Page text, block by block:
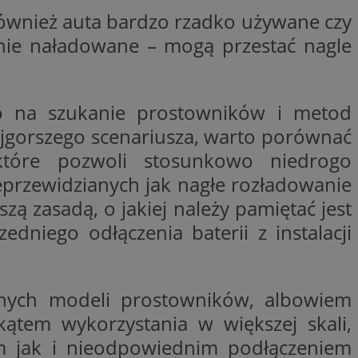
auta bardzo rzadko używane czy
naładowane – mogą przestać nagle
na szukanie prostowników i metod
scenariusza, warto porównać
pozwoli stosunkowo niedrogo
jak nagłe rozładowanie
zasadą, o jakiej należy pamiętać jest
odłączenia baterii z instalacji
modeli prostowników, albowiem
wykorzystania w większej skali,
jak i nieodpowiednim podłączeniem
gościa na
celów
na
dla
dane, takie
internetową lub
w celu
strony
Microsoft
informacji
stron w jedną
wysiłków
z reklamami
for
reklam
użytkownika
do
za